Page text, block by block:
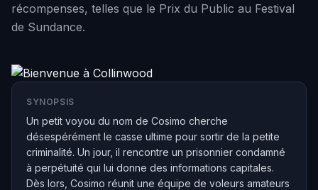
récompenses, telles que le Prix du Public au Festival
de Sundance.
SYNOPSIS
Un petit voyou du nom de Cosimo cherche
désespérément le casse ultime pour sortir de la petite
criminalité. Un jour, il rencontre un prisonnier condamné
à perpétuité qui lui donne des informations capitales.
Dès lors, Cosimo réunit une équipe de voleurs amateurs